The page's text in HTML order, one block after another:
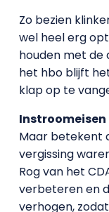
Zo bezien
wel heel erg
houden met de
het hbo blijft
klap op te
Instroomeisen
Maar betekent
vergissing
Rog van het
verbeteren en
verhogen,